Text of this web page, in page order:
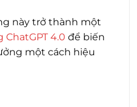
này trở thành một
4.0 để biến
một cách hiệu